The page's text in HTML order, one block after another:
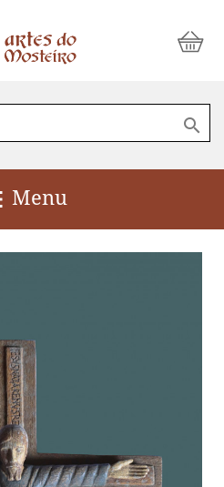

Menu